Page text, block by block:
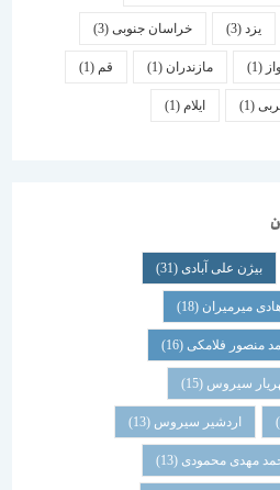
خراسان جنوبی(3)
مازندران(1) قم
ایلام
آبادی(31)
(18)
فلامکی (16)
(15)
سیروس(13)
محمودی(13)